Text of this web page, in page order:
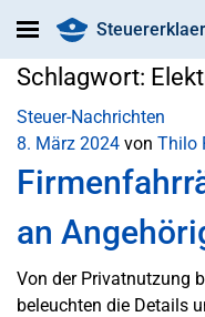
Schlagwort:
Steuer-Nachrichten
8. März 2024 von Thilo
an
Von der Privatnutzung
beleuchten die Details